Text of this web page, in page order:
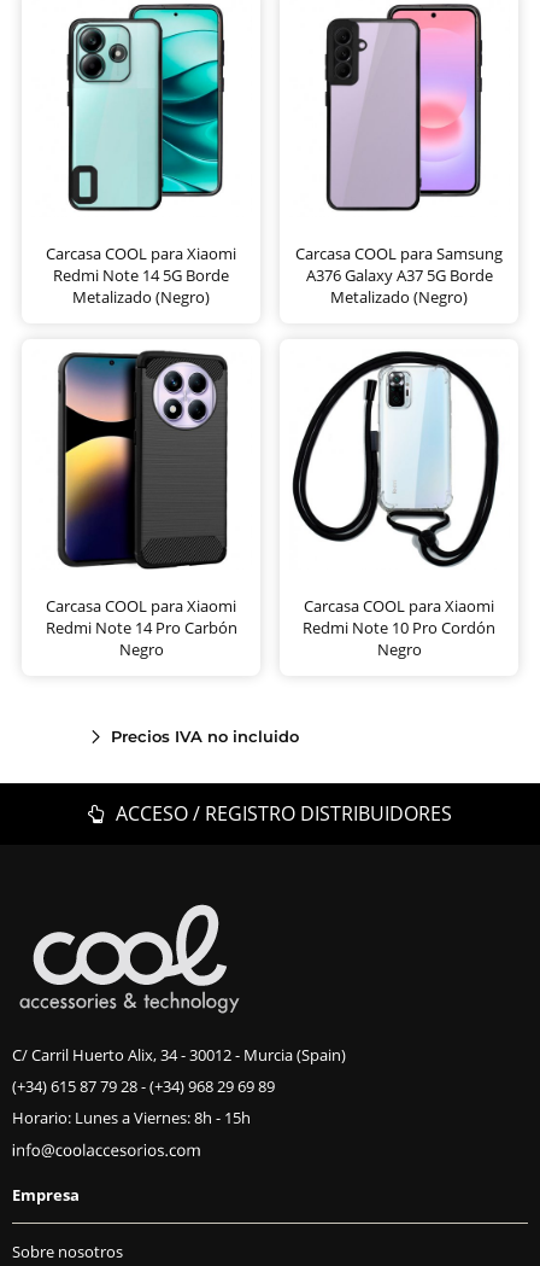
Carcasa COOL para Xiaomi
Redmi Note 14 5G Borde
Metalizado (Negro)
Carcasa COOL para Samsung
A376 Galaxy A37 5G Borde
Metalizado (Negro)
Carcasa COOL para Xiaomi
Redmi Note 14 Pro Carbón
Negro
Carcasa COOL para Xiaomi
Redmi Note 10 Pro Cordón
Negro
Precios IVA no incluido
ACCESO / REGISTRO DISTRIBUIDORES
C/ Carril Huerto Alix, 34 - 30012 - Murcia (Spain)
(+34) 615 87 79 28-(+34) 968 29 69 89
Horario: Lunes a Viernes: 8h - 15h
Empresa
Sobre nosotros